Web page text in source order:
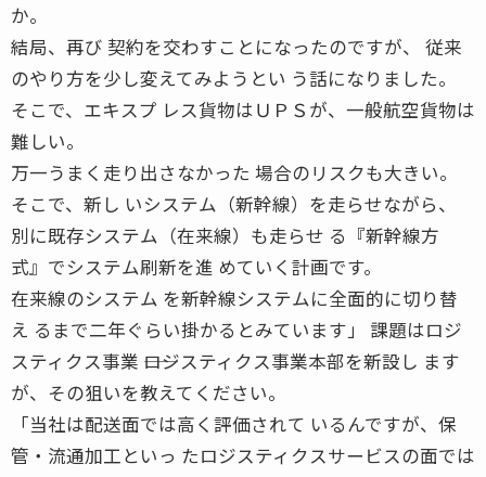
か。
結局、再び 契約を交わすことになったのですが、 従来
のやり方を少し変えてみようとい う話になりました。
そこで、エキスプ レス貨物はＵＰＳが、一般航空貨物は
難しい。
万一うまく走り出さなかった 場合のリスクも大きい。
そこで、新し いシステム（新幹線）を走らせながら、
別に既存システム（在来線）も走らせ る『新幹線方
式』でシステム刷新を進 めていく計画です。
在来線のシステム を新幹線システムに全面的に切り替
え るまで二年ぐらい掛かるとみています」 課題はロジ
スティクス事業 ――ロジスティクス事業本部を新設し ます
が、その狙いを教えてください。
「当社は配送面では高く評価されて いるんですが、保
管・流通加工といっ たロジスティクスサービスの面では